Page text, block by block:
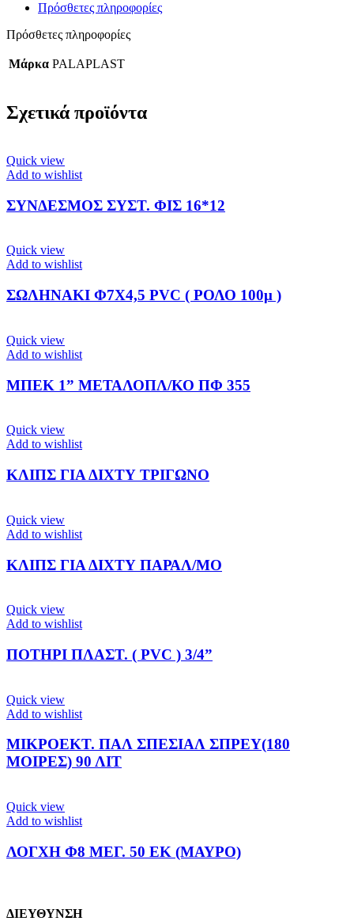
Πρόσθετες πληροφορίες
Πρόσθετες πληροφορίες
Μάρκα PALAPLAST
Σχετικά προϊόντα
Quick view
Add to wishlist
ΣΥΝΔΕΣΜΟΣ ΣΥΣΤ. ΦΙΣ 16*12
Quick view
Add to wishlist
ΣΩΛΗΝΑΚΙ Φ7Χ4,5 PVC ( ΡΟΛΟ 100μ )
Quick view
Add to wishlist
ΜΠΕΚ 1” ΜΕΤΑΛΟΠΛ/ΚΟ ΠΦ 355
Quick view
Add to wishlist
ΚΛΙΠΣ ΓΙΑ ΔΙΧΤΥ ΤΡΙΓΩΝΟ
Quick view
Add to wishlist
ΚΛΙΠΣ ΓΙΑ ΔΙΧΤΥ ΠΑΡΑΛ/ΜΟ
Quick view
Add to wishlist
ΠΟΤΗΡΙ ΠΛΑΣΤ. ( PVC ) 3/4”
Quick view
Add to wishlist
ΜΙΚΡΟΕΚΤ. ΠΑΛ ΣΠΕΣΙΑΛ ΣΠΡΕΥ(180
ΜΟΙΡΕΣ) 90 ΛΙΤ
Quick view
Add to wishlist
ΛΟΓΧΗ Φ8 ΜΕΓ. 50 ΕΚ (ΜΑΥΡΟ)
ΔΙΕΥΘΥΝΣΗ